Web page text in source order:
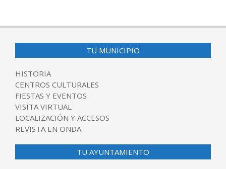
TU MUNICIPIO
HISTORIA
CENTROS CULTURALES
FIESTAS Y EVENTOS
VISITA VIRTUAL
LOCALIZACIÓN Y ACCESOS
REVISTA EN ONDA
TU AYUNTAMIENTO